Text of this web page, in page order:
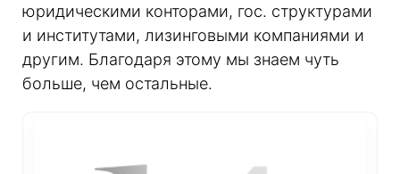
юридическими конторами, гос. структурами
и институтами, лизинговыми компаниями и
другим. Благодаря этому мы знаем чуть
больше, чем остальные.